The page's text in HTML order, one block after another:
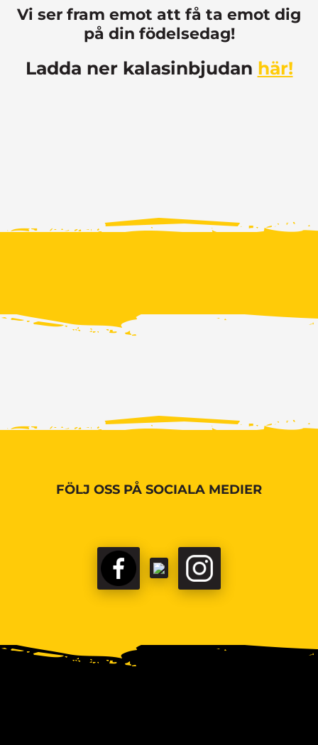
Vi ser fram emot att få ta emot dig
på din födelsedag!
Ladda ner kalasinbjudan här!
FÖLJ OSS PÅ SOCIALA MEDIER